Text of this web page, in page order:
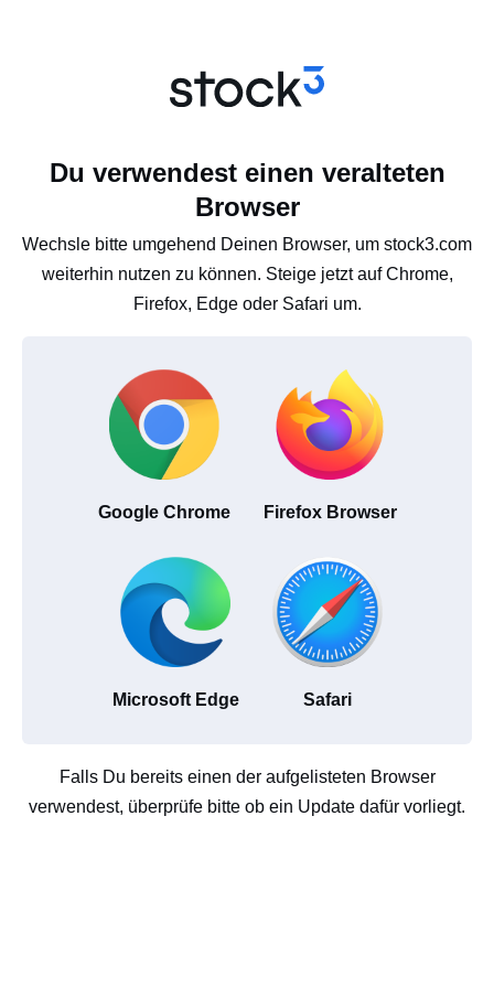
Du verwendest einen veralteten
Browser
Wechsle bitte umgehend Deinen Browser, um stock3.com
weiterhin nutzen zu können. Steige jetzt auf Chrome,
Firefox, Edge oder Safari um.
Google Chrome Firefox Browser
Microsoft Edge Safari
Falls Du bereits einen der aufgelisteten Browser
verwendest, überprüfe bitte ob ein Update dafür vorliegt.